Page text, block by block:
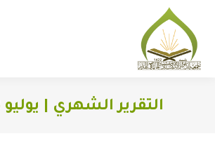
التقرير الشهري | يوليو 2023 م